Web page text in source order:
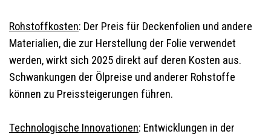
Rohstoffkosten: Der Preis für Deckenfolien und andere
Materialien, die zur Herstellung der Folie verwendet
werden, wirkt sich 2025 direkt auf deren Kosten aus.
Schwankungen der Ölpreise und anderer Rohstoffe
können zu Preissteigerungen führen.
Technologische Innovationen: Entwicklungen in der